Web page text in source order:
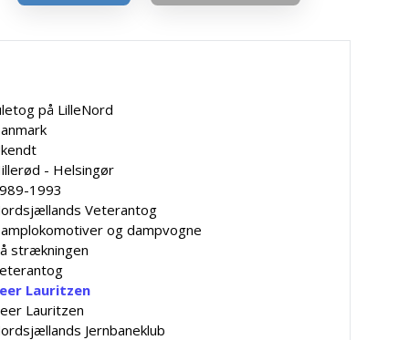
på LilleNord
- Helsingør
1993
Veterantog
og dampvogne
strækningen
Lauritzen
Lauritzen
Jernbaneklub